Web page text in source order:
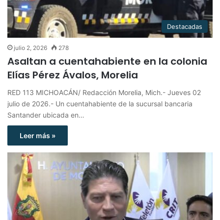
Destacadas
julio 2, 2026 278
Asaltan a cuentahabiente en la colonia
Elías Pérez Ávalos, Morelia
RED 113 MICHOACÁN/ Redacción Morelia, Mich.- Jueves 02
julio de 2026.- Un cuentahabiente de la sucursal bancaria
Santander ubicada en…
Leer más »